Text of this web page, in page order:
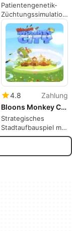
Patientengenetik-
Züchtungssimulation,
die kontinuierliche
Pflege und
Entdeckung belohnt
4.8
Zahlung
Bloons Monkey City
Strategisches
Stadtaufbauspiel mit
Tower Defense-